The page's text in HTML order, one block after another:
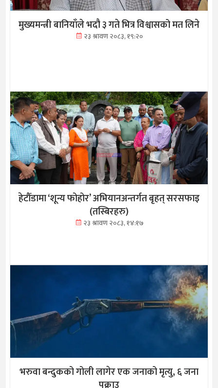
मुख्यमन्त्री बानियाँले भदौ ३ गते भित्र विश्वासको मत लिने
२३ श्रावण २०८३, १९:२०
हेटौँडामा ‘शून्य फोहोर’ अभियानअन्तर्गत बृहत् सरसफाइ
(तस्बिरहरु)
२३ श्रावण २०८३, १४:१७
भरुवा बन्दुकको गोली लागेर एक जनाको मृत्यु, ६ जना